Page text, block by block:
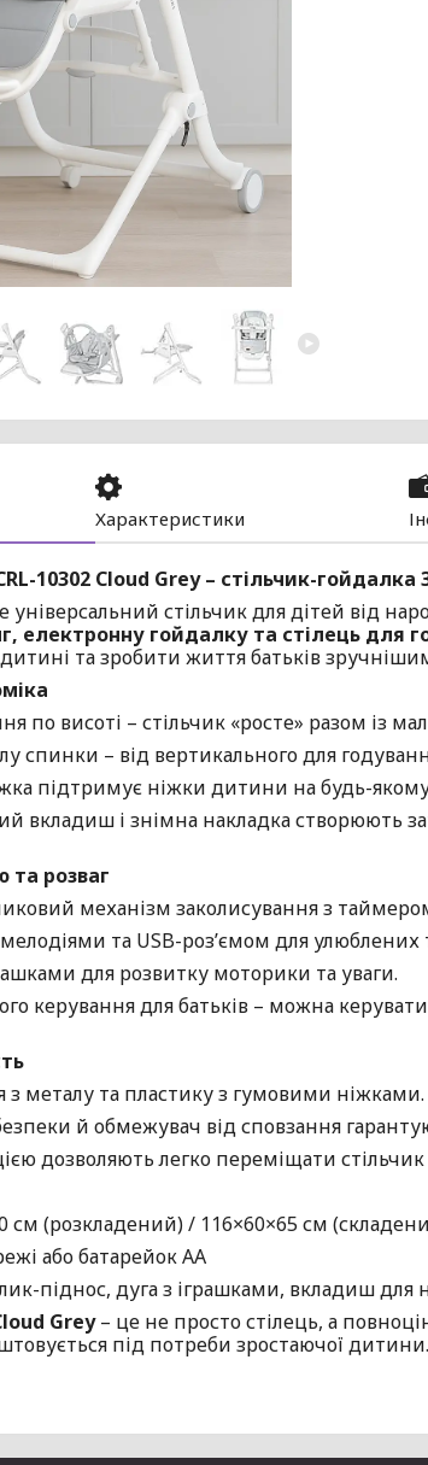
Характеристики
10302 Cloud Grey – стільчик-
універсальний стільчик для дітей від
електронну гойдалку та стілець для
та зробити життя батьків
по висоті – стільчик «росте» разом із
спинки – від вертикального для
підтримує ніжки дитини на будь-
вкладиш і знімна накладка створюють
та розваг
механізм заколисування з
та USB-роз’ємом для улюблених
для розвитку моторики та уваги.
керування для батьків – можна
з металу та пластику з гумовими ніжками.
й обмежувач від сповзання
дозволяють легко переміщати
см (розкладений) / 116×60×65 см
або батарейок AA
піднос, дуга з іграшками, вкладиш
Grey– це не просто стілець, а
під потреби зростаючої дитини.